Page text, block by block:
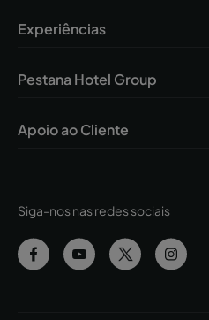
Siga-nos nas redes sociais
Experiências
Pestana Hotel Group
Apoio ao Cliente